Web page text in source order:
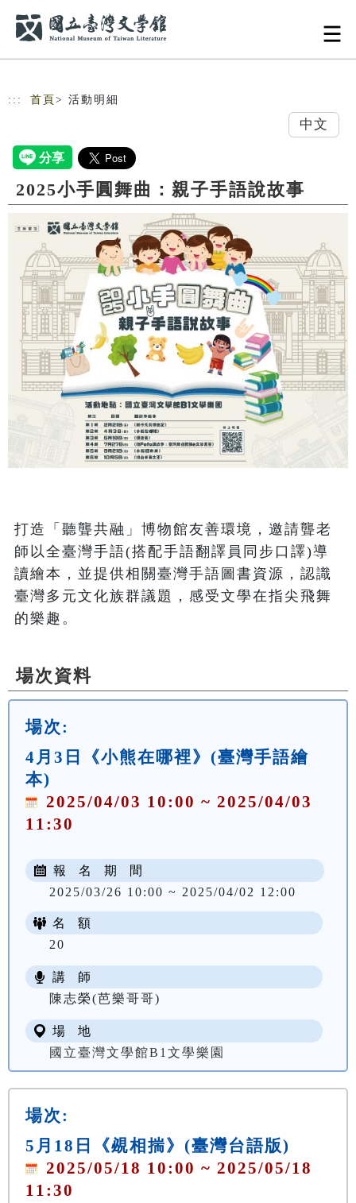
::: 首頁 > 活動明細
中文
2025小手圓舞曲：親子手語說故事
打造「聽聾共融」博物館友善環境，邀請聾老
師以全臺灣手語(搭配手語翻譯員同步口譯)導
讀繪本，並提供相關臺灣手語圖書資源，認識
臺灣多元文化族群議題，感受文學在指尖飛舞
的樂趣。
場次資料
場次:
4月3日《小熊在哪裡》(臺灣手語繪
本)
2025/04/03 10:00 ~ 2025/04/03
11:30
報 名 期 間
2025/03/26 10:00 ~ 2025/04/02 12:00
名 額
20
講 師
陳志榮(芭樂哥哥)
場 地
國立臺灣文學館B1文學樂園
場次:
5月18日《覕相揣》(臺灣台語版)
2025/05/18 10:00 ~ 2025/05/18
11:30